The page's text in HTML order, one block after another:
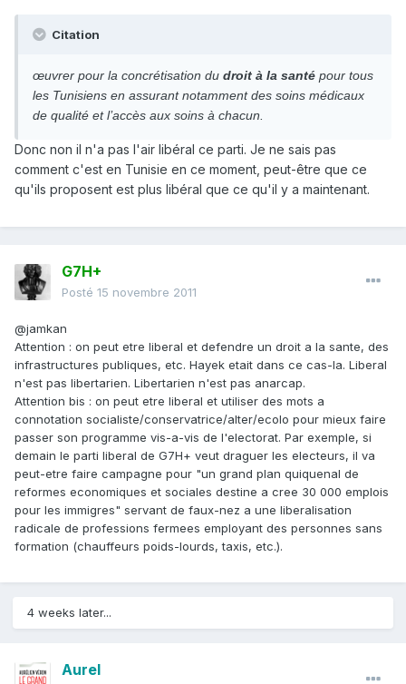
Citation
œuvrer pour la concrétisation du droit à la santé pour tous
les Tunisiens en assurant notamment des soins médicaux
de qualité et l’accès aux soins à chacun.
Donc non il n'a pas l'air libéral ce parti. Je ne sais pas
comment c'est en Tunisie en ce moment, peut-être que ce
qu'ils proposent est plus libéral que ce qu'il y a maintenant.
G7H+
Posté 15 novembre 2011
@jamkan
Attention : on peut etre liberal et defendre un droit a la sante, des
infrastructures publiques, etc. Hayek etait dans ce cas-la. Liberal
n'est pas libertarien. Libertarien n'est pas anarcap.
Attention bis : on peut etre liberal et utiliser des mots a
connotation socialiste/conservatrice/alter/ecolo pour mieux faire
passer son programme vis-a-vis de l'electorat. Par exemple, si
demain le parti liberal de G7H+ veut draguer les electeurs, il va
peut-etre faire campagne pour "un grand plan quiquenal de
reformes economiques et sociales destine a cree 30 000 emplois
pour les immigres" servant de faux-nez a une liberalisation
radicale de professions fermees employant des personnes sans
formation (chauffeurs poids-lourds, taxis, etc.).
4 weeks later...
Aurel